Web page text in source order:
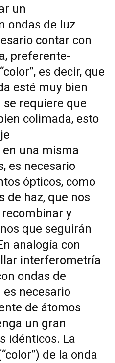
un
ondas de luz
contar con
preferente-
es decir, que
esté muy bien
requiere que
colimada, esto
una misma
es necesario
ópticos, como
de haz, que nos
y
que seguirán
analogía con
interferometría
ondas de
necesario
de átomos
un gran
idénticos. La
de la onda